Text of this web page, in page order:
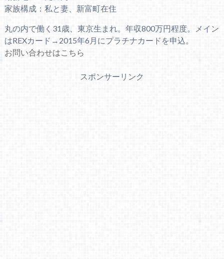
家族構成：私と妻、新富町在住
丸の内で働く31歳、東京生まれ。年収800万円程度。メイン
はREXカード→2015年6月にプラチナカードを申込。
お問い合わせはこちら
スポンサーリンク